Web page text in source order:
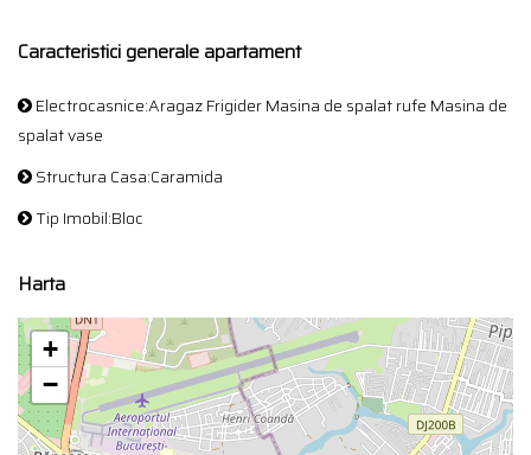
Caracteristici generale apartament
Electrocasnice:Aragaz Frigider Masina de spalat rufe Masina de
spalat vase
Structura Casa:Caramida
Tip Imobil:Bloc
Harta
+
−